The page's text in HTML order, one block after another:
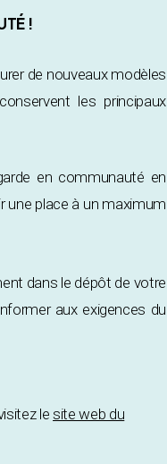
!
de nouveaux modèles
les principaux
en communauté en
une place à un maximum
dans le dépôt de votre
aux exigences du
lesite web du